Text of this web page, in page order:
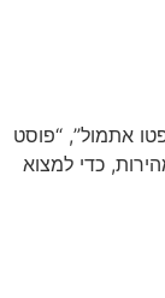
אתמול”, “פוסט
כדי למצוא